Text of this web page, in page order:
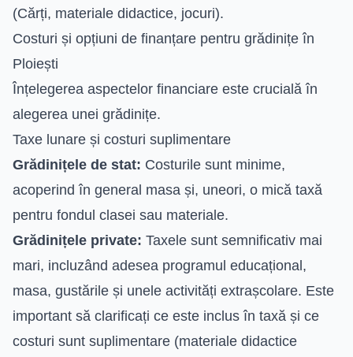
(Cărți, materiale didactice, jocuri).
Costuri și opțiuni de finanțare pentru grădinițe în
Ploiești
Înțelegerea aspectelor financiare este crucială în
alegerea unei grădinițe.
Taxe lunare și costuri suplimentare
Grădinițele de stat: Costurile sunt minime,
acoperind în general masa și, uneori, o mică taxă
pentru fondul clasei sau materiale.
Grădinițele private: Taxele sunt semnificativ mai
mari, incluzând adesea programul educațional,
masa, gustările și unele activități extrașcolare. Este
important să clarificați ce este inclus în taxă și ce
costuri sunt suplimentare (materiale didactice